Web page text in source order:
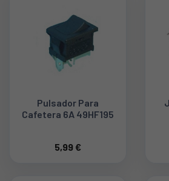
Pulsador Para
Cafetera 6A 49HF195
5,99 €